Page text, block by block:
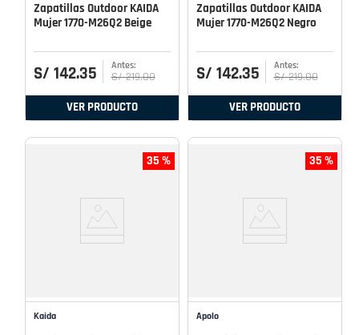
Zapatillas Outdoor KAIDA
Mujer 1770-M26Q2 Beige
S/ 142.35 S/ 219.00
VER PRODUCTO
Zapatillas Outdoor KAIDA
Mujer 1770-M26Q2 Negro
S/ 142.35 S/ 219.00
VER PRODUCTO
35 %
Kaida
35 %
Apolo